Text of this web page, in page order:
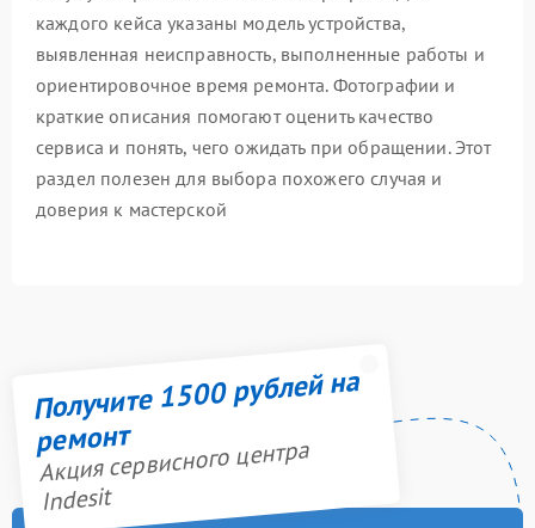
каждого кейса указаны модель устройства,
выявленная неисправность, выполненные работы и
ориентировочное время ремонта. Фотографии и
краткие описания помогают оценить качество
сервиса и понять, чего ожидать при обращении. Этот
раздел полезен для выбора похожего случая и
доверия к мастерской
Получите 1500 рублей на
ремонт
Акция сервисного центра
Indesit